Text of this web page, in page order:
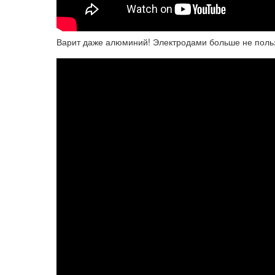
Варит даже алюминий! Электродами больше не